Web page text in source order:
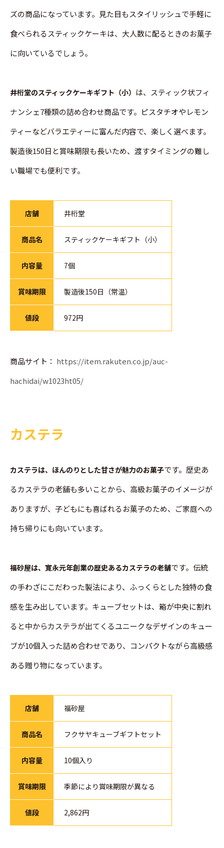
ズの商品になっています。見た目もスタイリッシュで手軽に
食べられるスティックケーキは、大人数に配るときのお菓子
に向いているでしょう。
井桁堂のスティックケーキギフト（小） は、スティック状フィ
ナンシェ7種類の詰め合わせ商品です。ピスタチオやレモン
ティーなどバラエティーに富んだ内容で、楽しく選べます。
製造後150日と賞味期限も長いため、渡すタイミングの難し
い職場でも便利です。
店舗 井桁堂
商品名 スティックケーキギフト（小）
内容量 7個
賞味期限 製造後150日（常温）
値段 972円
商品サイト： https://item.rakuten.co.jp/auc-
hachidai/w1023ht05/
カステラ
カステラは、ほんのりとした甘さが魅力のお菓子です。歴史あ
るカステラの老舗も多いことから、高級お菓子のイメージが
ありますが、子どもにも喜ばれるお菓子のため、ご家庭への
持ち帰りにも向いています。
福砂屋は、寛永元年創業の歴史あるカステラの老舗です。伝統
の手わざにこだわった製法により、ふっくらとした独特の食
感を生み出しています。キューブセットは、箱が中央に割れ
ると中からカステラが出てくるユニークなデザインのキュー
ブが10個入った詰め合わせであり、コンパクトながら高級感
ある贈り物になっています。
店舗 福砂屋
商品名 フクサヤキューブギフトセット
内容量 10個入り
賞味期限 季節により賞味期限が異なる
値段 2,862円